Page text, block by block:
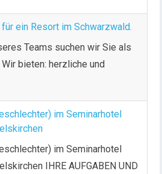
ein Resort im Schwarzwald.
Teams suchen wir Sie als
bieten: herzliche und
im Seminarhotel
im Seminarhotel
IHRE AUFGABEN UND